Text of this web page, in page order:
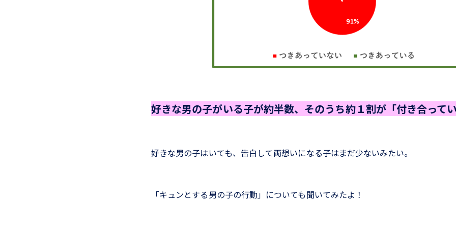
好きな男の子がいる子が約半数、そのうち約１割が「付き合って
好きな男の子はいても、告白して両想いになる子はまだ少ないみたい。
「キュンとする男の子の行動」についても聞いてみたよ！